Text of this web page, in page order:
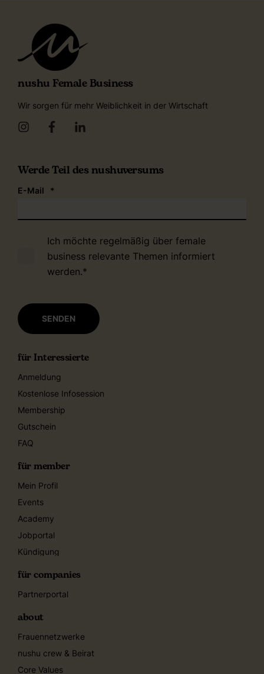
nushu Female Business
Wir sorgen für mehr Weiblichkeit in der Wirtschaft
Werde Teil des nushuversums
E-Mail *
Ich möchte regelmäßig über female
business relevante Themen informiert
werden.*
für Interessierte
Anmeldung
Kostenlose Infosession
Membership
Gutschein
FAQ
für member
Mein Profil
Events
Academy
Jobportal
Kündigung
für companies
Partnerportal
about
Frauennetzwerke
nushu crew & Beirat
Core Values